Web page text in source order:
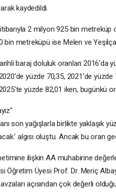
kaydedildi.
2 milyon 925 bin metreküp
metreküpü ise Melen ve
baraj doluluk oranları 2016'da
yüzde 70,35, 2021'de
yüzde 82,01 iken, bugünkü
son yağışlarla birlikte yaklaşık
algısı oluştu. Ancak bu oran
ilişkin AA muhabirine
Öğretim Üyesi Prof. Dr. Meriç
açısından çok değerli